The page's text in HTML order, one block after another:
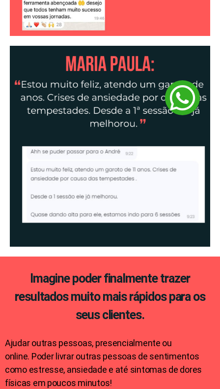
Imagine poder finalmente trazer
resultados muito mais rápidos para os
seus clientes.
Ajudar outras pessoas, presencialmente ou
online. Poder livrar outras pessoas de sentimentos
como estresse, ansiedade e até sintomas de dores
físicas em poucos minutos!